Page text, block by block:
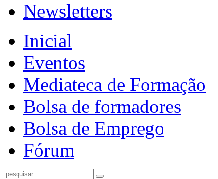
Newsletters
Inicial
Eventos
Mediateca de Formação
Bolsa de formadores
Bolsa de Emprego
Fórum